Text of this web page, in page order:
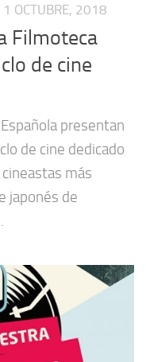
1 OCTUBRE, 2018
Filmoteca
de cine
presentan
de cine dedicado
más
japonés de